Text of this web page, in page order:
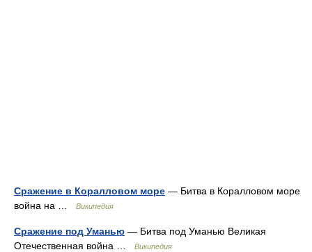
Сражение в Коралловом море — Битва в Коралловом море
война на …
Википедия
Сражение под Уманью — Битва под Уманью Великая
Отечественная война …
Википедия